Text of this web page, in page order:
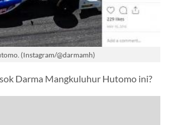
(Instagram/@darmamh)
Darma Mangkuluhur Hutomo ini?